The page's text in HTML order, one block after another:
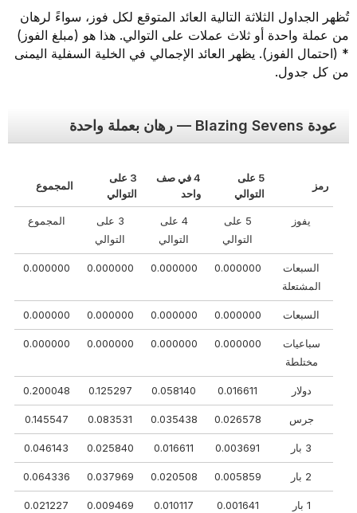
تُظهر الجداول الثلاثة التالية العائد المتوقع لكل فوز، سواءً لرهان
من عملة واحدة أو ثلاث عملات على التوالي. هذا هو (مبلغ الفوز)
* (احتمال الفوز). يظهر العائد الإجمالي في الخلية السفلية اليمنى
من كل جدول.
عودة Blazing Sevens — رهان بعملة واحدة
رمز
5 على
التوالي
4 في صف
واحد
3 على
التوالي
المجموع
يفوز
5 على
التوالي
4 على
التوالي
3 على
التوالي
المجموع
السبعات
المشتعلة
0.000000
0.000000
0.000000
0.000000
السبعات 0.000000
0.000000
0.000000
0.000000
سباعيات
مختلطة
0.000000
0.000000
0.000000
0.000000
دولار 0.016611
0.058140
0.125297
0.200048
جرس 0.026578
0.035438
0.083531
0.145547
0.003691
0.016611
0.025840
0.046143
0.005859
0.020508
0.037969
0.064336
0.001641
0.010117
0.009469
0.021227